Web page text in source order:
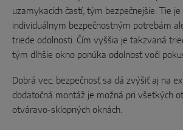
uzamykacích častí, tým bezpečnejšie. Tie
individuálnym bezpečnostným potrebám
triede odolnosti. Čím vyššia je takzvaná
tým dlhšie okno ponúka odolnosť voči
Dobrá vec: bezpečnosť sa dá zvýšiť aj na
dodatočná montáž je možná pri všetkých
otváravo-sklopných oknách.